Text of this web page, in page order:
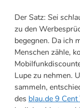
Der Satz: Sei
zu den
begegnen. Da ich
Menschen zähle,
Lupe zu nehmen.
sammeln,
des blau.de 9 Cent